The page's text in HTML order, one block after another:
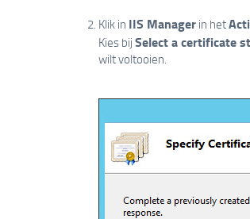
Klik in IIS Manager in het
Kies bij Select a certificate
wilt voltooien.